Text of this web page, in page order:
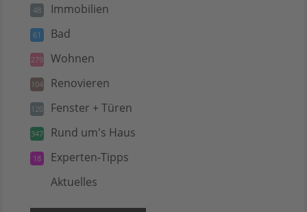
48 Immobilien
61 Bad
279 Wohnen
104 Renovieren
120 Fenster + Türen
347 Rund um's Haus
18 Experten-Tipps
Aktuelles